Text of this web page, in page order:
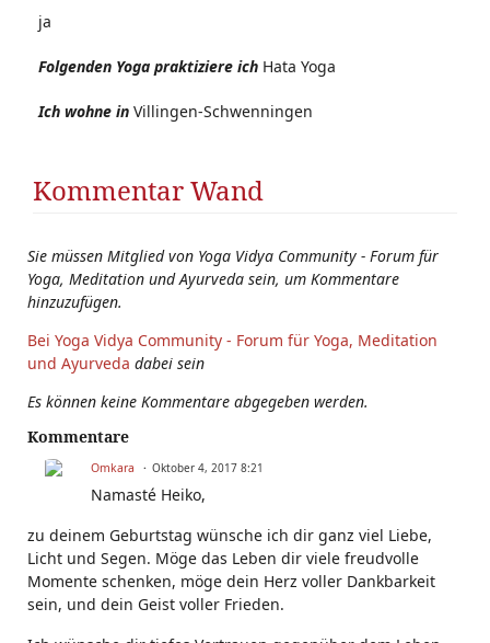
ja
Folgenden Yoga praktiziere ich Hata Yoga
Ich wohne in Villingen-Schwenningen
Kommentar Wand
Sie müssen Mitglied von Yoga Vidya Community - Forum für
Yoga, Meditation und Ayurveda sein, um Kommentare
hinzuzufügen.
Bei Yoga Vidya Community - Forum für Yoga, Meditation
und Ayurveda dabei sein
Es können keine Kommentare abgegeben werden.
Kommentare
Omkara Oktober 4, 2017 8:21
Namasté Heiko,
zu deinem Geburtstag wünsche ich dir ganz viel Liebe,
Licht und Segen. Möge das Leben dir viele freudvolle
Momente schenken, möge dein Herz voller Dankbarkeit
sein, und dein Geist voller Frieden.